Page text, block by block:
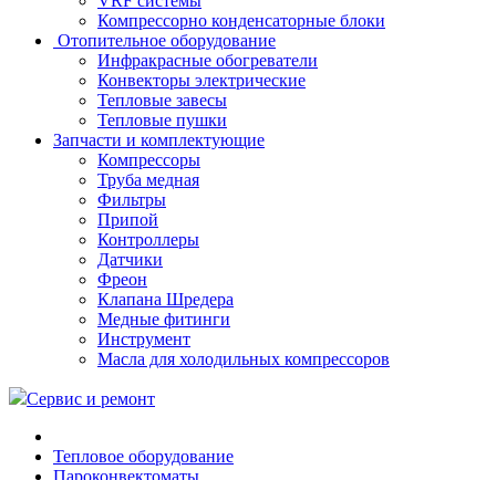
Компрессорно конденсаторные блоки
Отопительное оборудование
Инфракрасные обогреватели
Конвекторы электрические
Тепловые завесы
Тепловые пушки
Запчасти и комплектующие
Компрессоры
Труба медная
Фильтры
Припой
Контроллеры
Датчики
Фреон
Клапана Шредера
Медные фитинги
Инструмент
Масла для холодильных компрессоров
Сервис и ремонт
Тепловое оборудование
Пароконвектоматы